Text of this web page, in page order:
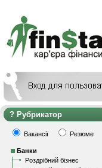
Рубрикатор
Вакансії Резюме
Банки
Роздрібний бізнес